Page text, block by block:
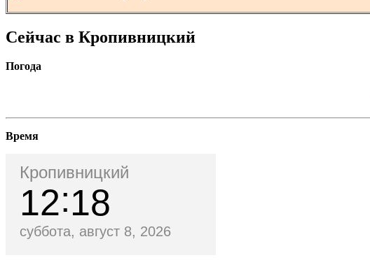
Сейчас в Кропивницкий
Погода
Время
Кропивницкий
12 18
суббота, август 8, 2026